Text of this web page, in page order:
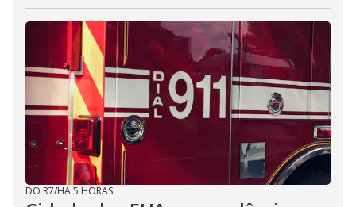
DO R7/HÁ 5 HORAS